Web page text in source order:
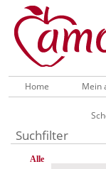
Home Mein
Suchfilter
Alle